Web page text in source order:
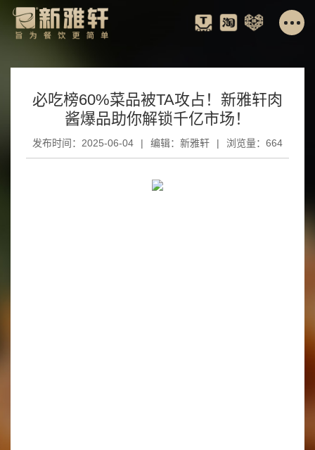
必吃榜60%菜品被TA攻占！新雅轩肉
酱爆品助你解锁千亿市场！
发布时间：2025-06-04 | 编辑：新雅轩 | 浏览量：664